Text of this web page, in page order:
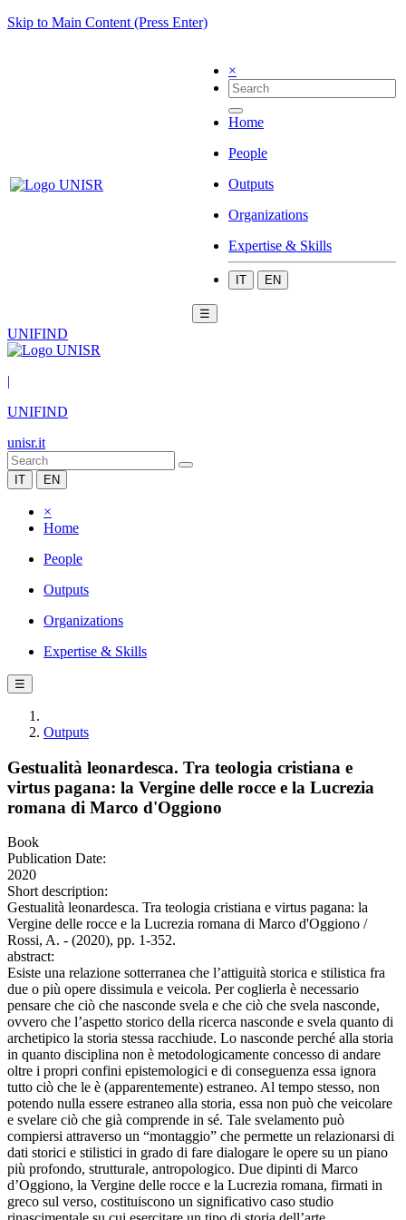
Skip to Main Content (Press Enter)
×
Home
People
Outputs
Organizations
Expertise & Skills
IT EN
☰
UNIFIND
|
UNIFIND
unisr.it
IT EN
×
Home
People
Outputs
Organizations
Expertise & Skills
☰
Outputs
Gestualità leonardesca. Tra teologia cristiana e
virtus pagana: la Vergine delle rocce e la Lucrezia
romana di Marco d'Oggiono
Book
Publication Date:
2020
Short description:
Gestualità leonardesca. Tra teologia cristiana e virtus pagana: la
Vergine delle rocce e la Lucrezia romana di Marco d'Oggiono /
Rossi, A. - (2020), pp. 1-352.
abstract:
Esiste una relazione sotterranea che l’attiguità storica e stilistica fra
due o più opere dissimula e veicola. Per coglierla è necessario
pensare che ciò che nasconde svela e che ciò che svela nasconde,
ovvero che l’aspetto storico della ricerca nasconde e svela quanto di
archetipico la storia stessa racchiude. Lo nasconde perché alla storia
in quanto disciplina non è metodologicamente concesso di andare
oltre i propri confini epistemologici e di conseguenza essa ignora
tutto ciò che le è (apparentemente) estraneo. Al tempo stesso, non
potendo nulla essere estraneo alla storia, essa non può che veicolare
e svelare ciò che già comprende in sé. Tale svelamento può
compiersi attraverso un “montaggio” che permette un relazionarsi di
dati storici e stilistici in grado di fare dialogare le opere su un piano
più profondo, strutturale, antropologico. Due dipinti di Marco
d’Oggiono, la Vergine delle rocce e la Lucrezia romana, firmati in
greco sul verso, costituiscono un significativo caso studio